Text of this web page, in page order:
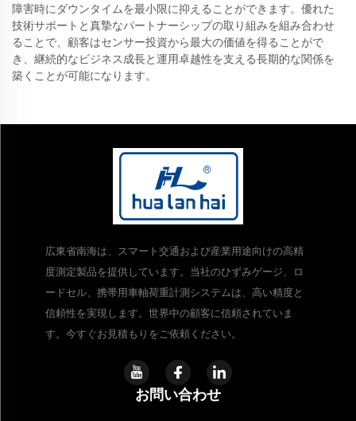
障害時にダウンタイムを最小限に抑えることができます。優れた
技術サポートと真摯なパートナーシップの取り組みを組み合わせ
ることで、顧客はセンサー投資から最大の価値を得ることがで
き、継続的なビジネス成長と運用卓越性を支える長期的な関係を
築くことが可能になります。
広東省南海は、スマート交通および産業用途向けの高精
度測定製品を提供しています。当社のひずみゲージ、ロ
ードセル、携帯用車軸荷重計測システムは、高い精度と
信頼性を実現します。世界中の顧客に信頼されていま
す。今すぐお見積もりをご依頼ください。
お問い合わせ